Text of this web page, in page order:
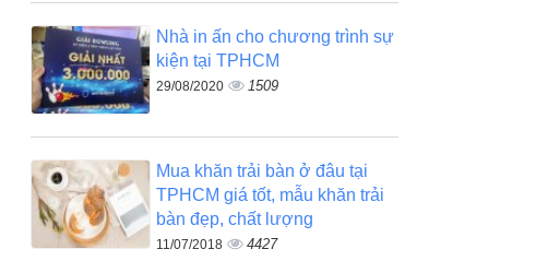
Nhà in ấn cho chương trình sự
kiện tại TPHCM
29/08/2020 1509
Mua khăn trải bàn ở đâu tại
TPHCM giá tốt, mẫu khăn trải
bàn đẹp, chất lượng
11/07/2018 4427